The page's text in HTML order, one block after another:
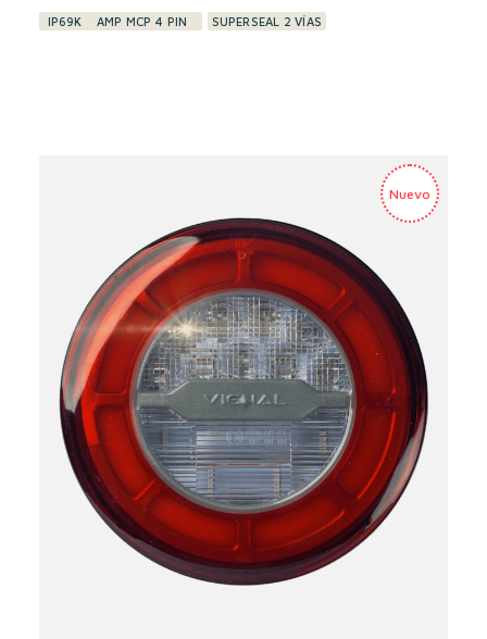
IP69K AMP MCP 4 PIN SUPERSEAL 2 VÍAS